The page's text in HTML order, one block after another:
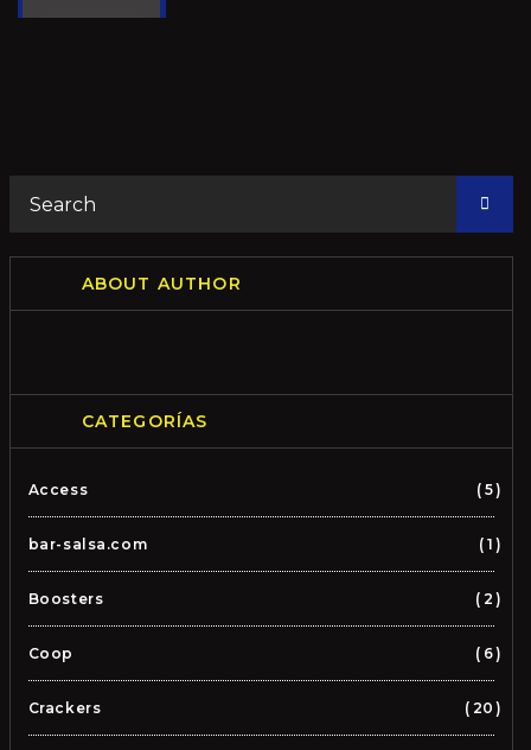
ABOUT AUTHOR
CATEGORÍAS
Access 5
bar-salsa.com 1
Boosters 2
Coop 6
Crackers 20